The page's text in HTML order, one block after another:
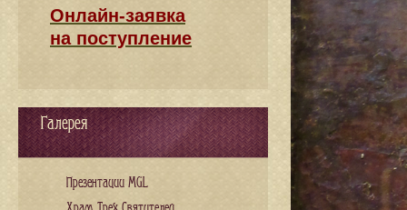
Онлайн-заявка
на поступление
Галерея
Презентации MGL